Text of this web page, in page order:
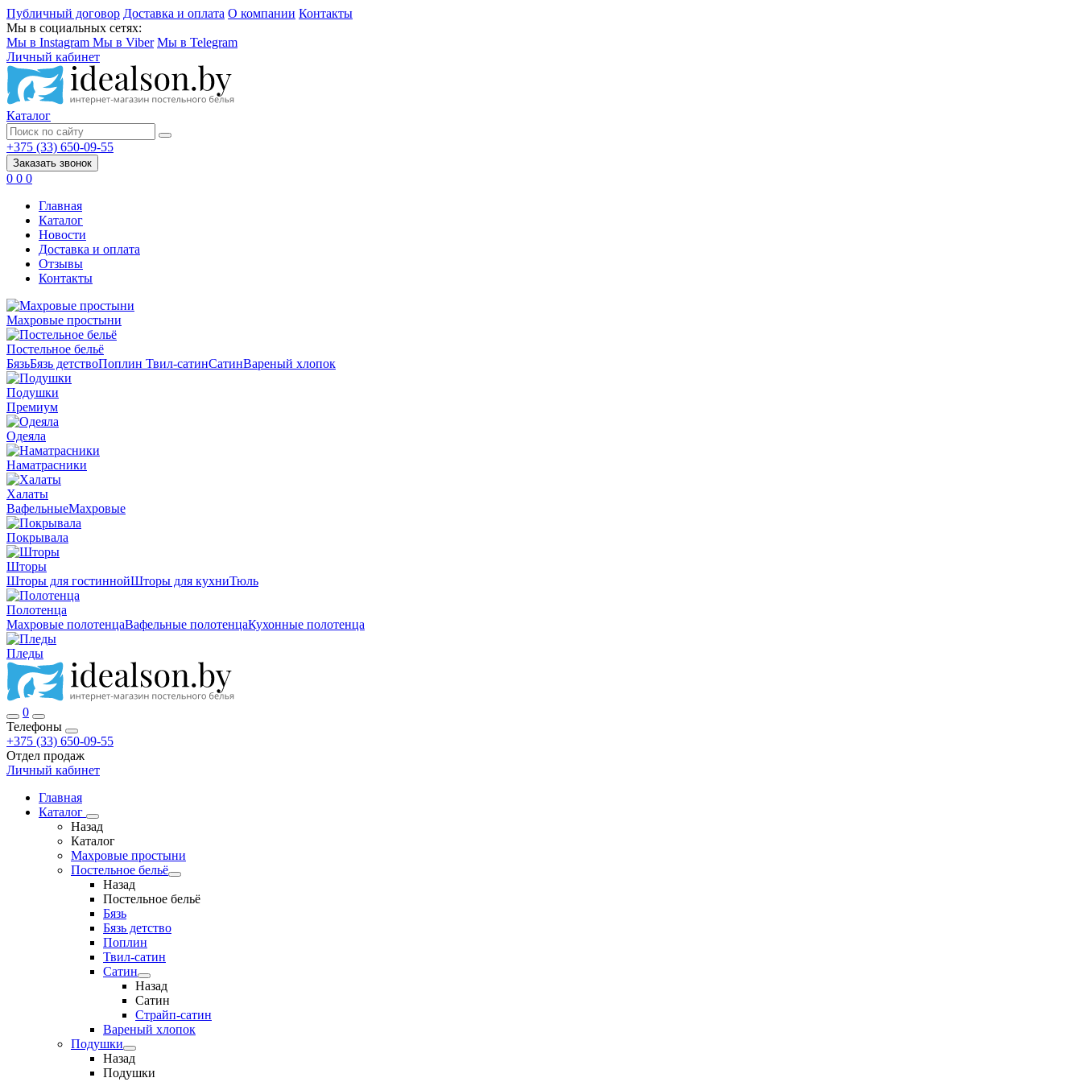
Публичный договор Доставка и оплата О компании Контакты
Мы в социальных сетях:
Мы в Instagram Мы в Viber Мы в Telegram
Личный кабинет
Каталог
+375 (33) 650-09-55
Заказать звонок
0 0 0
Главная
Каталог
Новости
Доставка и оплата
Отзывы
Контакты
Махровые простыни
Постельное бельё
БязьБязь детствоПоплин Твил-сатинСатинВареный хлопок
Подушки
Премиум
Одеяла
Наматрасники
Халаты
ВафельныеМахровые
Покрывала
Шторы
Шторы для гостиннойШторы для кухниТюль
Полотенца
Махровые полотенцаВафельные полотенцаКухонные полотенца
Пледы
0
Телефоны
+375 (33) 650-09-55
Отдел продаж
Личный кабинет
Главная
Каталог
Назад
Каталог
Махровые простыни
Постельное бельё
Назад
Постельное бельё
Бязь
Бязь детство
Поплин
Твил-сатин
Сатин
Назад
Сатин
Страйп-сатин
Вареный хлопок
Подушки
Назад
Подушки